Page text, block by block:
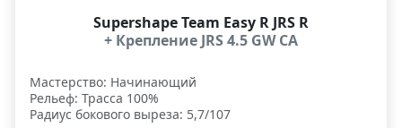
Supershape Team Easy R JRS R
+ Крепление JRS 4.5 GW CA
Мастерство: Начинающий
Рельеф: Трасса 100%
Радиус бокового выреза: 5,7/107